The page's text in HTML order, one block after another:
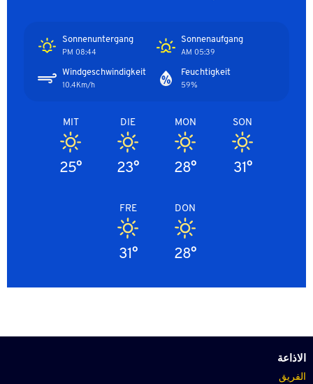
Sonnenaufgang
05:39 AM
Sonnenuntergang
08:44 PM
Feuchtigkeit
59%
Windgeschwindigkeit
10.4Km/h
SON
31°
MON
28°
DIE
23°
MIT
25°
DON
28°
FRE
31°
الاذاعة
الفريق